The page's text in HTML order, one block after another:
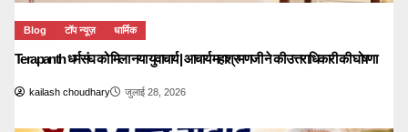
Blog टॉप न्यूज़ धार्मिक
Terapanth धर्मसंघ को मिला नया युवाचार्य | आचार्य महाश्रमणजी ने की उत्तराधिकारी की घोषणा
kailash choudhary जुलाई 28, 2026